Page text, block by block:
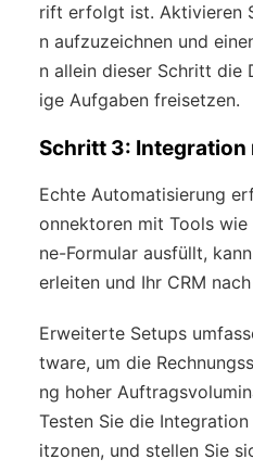
rift erfolgt ist. Aktivieren
n aufzuzeichnen und
n allein dieser Schritt die
ige Aufgaben freisetzen.
Schritt 3:
Echte Automatisierung
onnektoren mit Tools wie
ne-Formular ausfüllt,
erleiten und Ihr CRM
Erweiterte Setups
tware, um die
ng hoher
Testen Sie die
itzonen, und stellen Sie